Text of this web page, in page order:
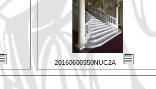
20160600550NUC2A